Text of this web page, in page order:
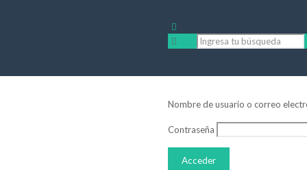
Nombre de usuario o correo
Contraseña